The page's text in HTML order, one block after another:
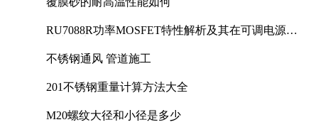
RU7088R功率MOSFET特性解析及其在可调电源设
不锈钢通风 管道施工
201不锈钢重量计算方法大全
M20螺纹大径和小径是多少